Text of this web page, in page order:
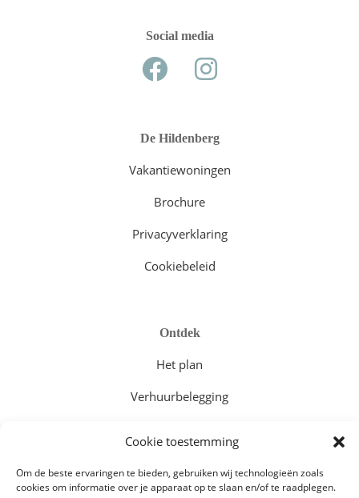
Cookie toestemming
Om de beste ervaringen te bieden, gebruiken wij technologieën zoals
cookies om informatie over je apparaat op te slaan en/of te raadplegen.
Social media
De Hildenberg
Vakantiewoningen
Brochure
Privacyverklaring
Cookiebeleid
Ontdek
Het plan
Verhuurbelegging